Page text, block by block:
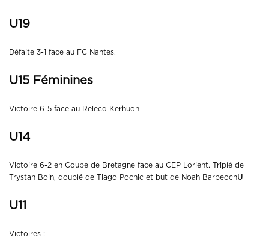
U19
Défaite 3-1 face au FC Nantes.
U15 Féminines
Victoire 6-5 face au Relecq Kerhuon
U14
Victoire 6-2 en Coupe de Bretagne face au CEP Lorient. Triplé de
Trystan Boin, doublé de Tiago Pochic et but de Noah BarbeochU
U11
Victoires :